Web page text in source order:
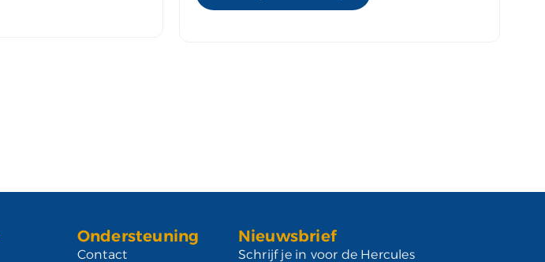
Ondersteuning
Contact
Nieuwsbrief
Schrijf je in voor de Hercules